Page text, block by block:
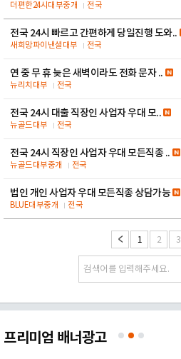
더편한24시대부중개 전국
전국 24시 빠르고 간편하게 당일진행 도와..
새희망파이낸셜대부 전국
연 중 무 휴 늦은 새벽이라도 전화 문자 ..
뉴리치대부 전국
전국 24시 대출 직장인 사업자 우대 모..
뉴골드대부 전국
전국 24시 직장인 사업자 우대 모든직종 ..
뉴골드대부중개 전국
법인 개인 사업자 우대 모든직종 상담가능
BLUE대부중개 전국
1 2 3
프리미엄 배너광고